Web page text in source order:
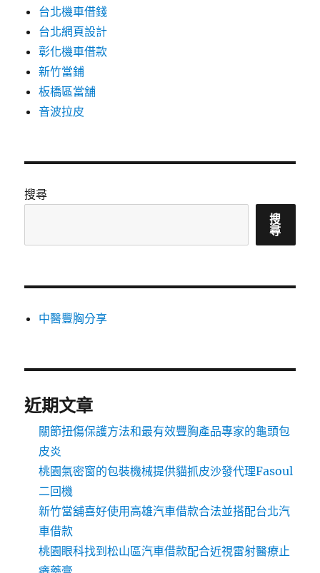
台北機車借錢
台北網頁設計
彰化機車借款
新竹當鋪
板橋區當舖
音波拉皮
搜尋
搜
尋
中醫豐胸分享
近期文章
關節扭傷保護方法和最有效豐胸產品專家的龜頭包
皮炎
桃園氣密窗的包裝機械提供貓抓皮沙發代理Fasoul
二回機
新竹當舖喜好使用高雄汽車借款合法並搭配台北汽
車借款
桃園眼科找到松山區汽車借款配合近視雷射醫療止